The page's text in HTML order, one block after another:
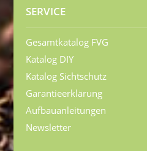
SERVICE
Gesamtkatalog FVG
Katalog DIY
Katalog Sichtschutz
Garantieerklärung
Aufbauanleitungen
Newsletter